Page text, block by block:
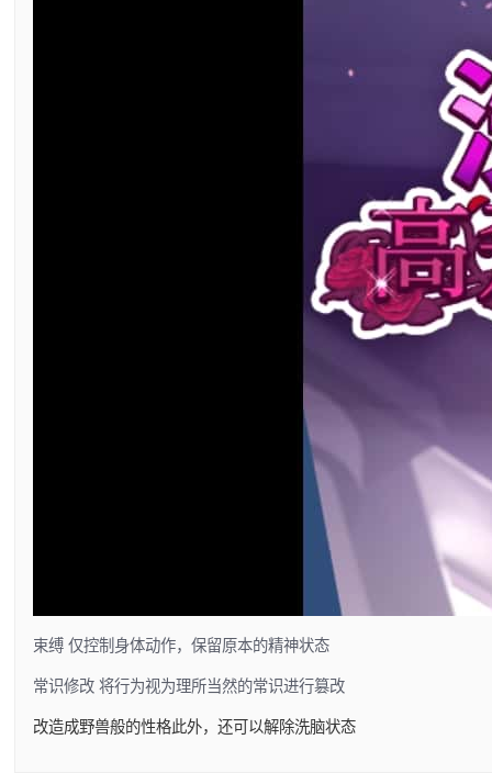
束缚 仅控制身体动作，保留原本的精神状态
常识修改 将行为视为理所当然的常识进行篡改
改造成野兽般的性格此外，还可以解除洗脑状态